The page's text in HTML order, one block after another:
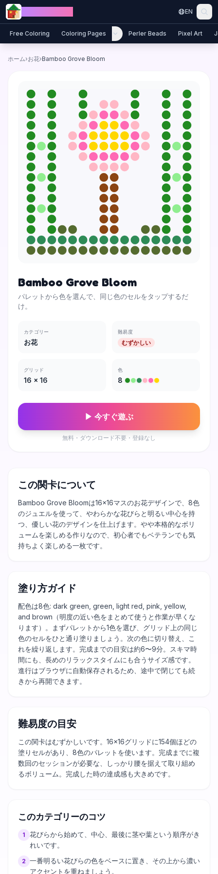
Skip to content
EN
Free Coloring Coloring Pages Perler Beads Pixel Art
ホーム›お花›Bamboo Grove Bloom
Bamboo Grove Bloom
パレットから色を選んで、同じ色のセルをタップするだ
け。
カテゴリー
お花
難易度
むずかしい
グリッド
16 × 16
色
8
▶ 今すぐ遊ぶ
無料・ダウンロード不要・登録なし
この関卡について
Bamboo Grove Bloomは16×16マスのお花デザインで、8色
のジュエルを使って、やわらかな花びらと明るい中心を持
つ、優しい花のデザインを仕上げます。やや本格的なボリ
ュームを楽しめる作りなので、初心者でもベテランでも気
持ちよく楽しめる一枚です。
塗り方ガイド
配色は8色: dark green, green, light red, pink, yellow,
and brown（明度の近い色をまとめて使うと作業が早くな
ります）。まずパレットから1色を選び、グリッド上の同じ
色のセルをひと通り塗りましょう。次の色に切り替え、こ
れを繰り返します。完成までの目安は約6〜9分。スキマ時
間にも、長めのリラックスタイムにも合うサイズ感です。
進行はブラウザに自動保存されるため、途中で閉じても続
きから再開できます。
難易度の目安
この関卡はむずかしいです。16×16グリッドに154個ほどの
塗りセルがあり、8色のパレットを使います。完成までに複
数回のセッションが必要な、しっかり腰を据えて取り組め
るボリューム。完成した時の達成感も大きめです。
このカテゴリーのコツ
1
花びらから始めて、中心、最後に茎や葉という順序がき
れいです。
2 一番明るい花びらの色をベースに置き、その上から濃い
アクセントを重ねましょう。